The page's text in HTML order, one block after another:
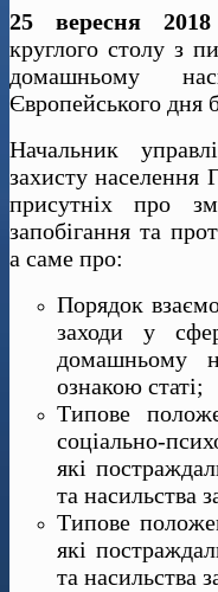
25 вересня
круглого столу з
домашньому
Європейського дня
Начальник
захисту населення
присутніх про
запобігання та
а саме про:
Порядок
заходи у
домашньому
ознакою статі;
Типове
соціально-
які
та насильства
Типове
які
та насильства